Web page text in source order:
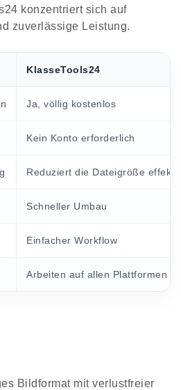
konzentriert sich auf
zuverlässige Leistung.
KlasseTools24
Ja, völlig kostenlos
Kein Konto erforderlich
Reduziert die Dateigröße
Schneller Umbau
Einfacher Workflow
Arbeiten auf allen Plattformen
Bildformat mit verlustfreier